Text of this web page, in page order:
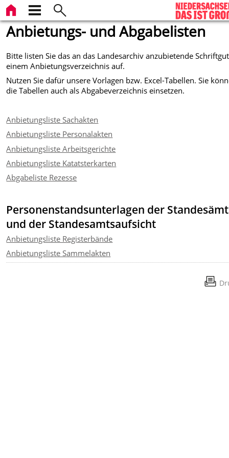
Anbietungs- und Abgabelisten
Bitte listen Sie das an das Landesarchiv anzubietende
einem Anbietungsverzeichnis auf.
Nutzen Sie dafür unsere Vorlagen bzw. Excel-Tabellen. Sie
die Tabellen auch als Abgabeverzeichnis einsetzen.
Anbietungsliste Sachakten
Anbietungsliste Personalakten
Anbietungsliste Arbeitsgerichte
Anbietungsliste Katatsterkarten
Abgabeliste Rezesse
Personenstandsunterlagen der
und der Standesamtsaufsicht
Anbietungsliste Registerbände
Anbietungsliste Sammelakten